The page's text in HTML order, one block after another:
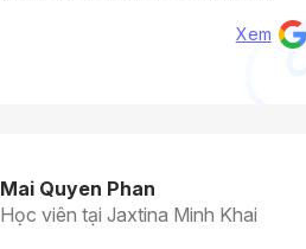
Xem
Mai Quyen Phan
Học viên tại Jaxtina Minh Khai